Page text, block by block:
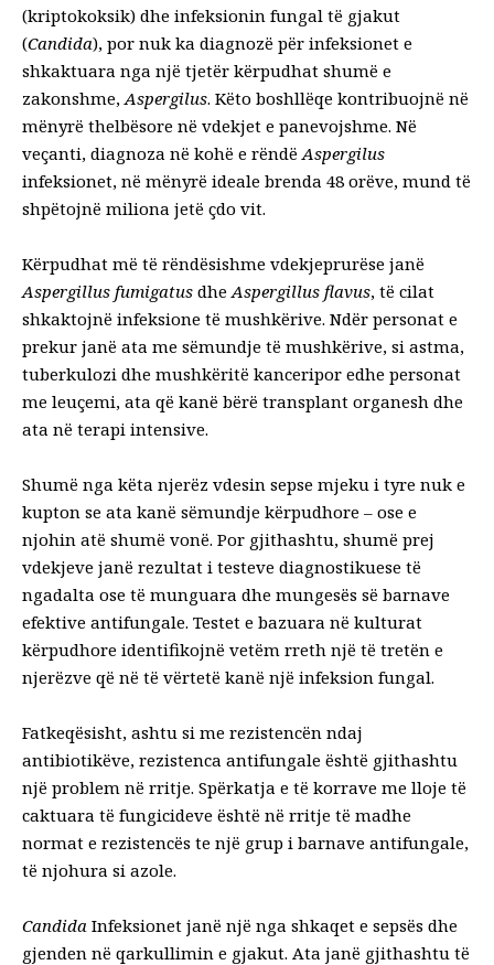
(kriptokoksik) dhe infeksionin fungal të gjakut
(Candida), por nuk ka diagnozë për infeksionet e
shkaktuara nga një tjetër kërpudhat shumë e
zakonshme, Aspergilus. Këto boshllëqe kontribuojnë në
mënyrë thelbësore në vdekjet e panevojshme. Në
veçanti, diagnoza në kohë e rëndë Aspergilus
infeksionet, në mënyrë ideale brenda 48 orëve, mund të
shpëtojnë miliona jetë çdo vit.
Kërpudhat më të rëndësishme vdekjeprurëse janë
Aspergillus fumigatus dhe Aspergillus flavus, të cilat
shkaktojnë infeksione të mushkërive. Ndër personat e
prekur janë ata me sëmundje të mushkërive, si astma,
tuberkulozi dhe mushkëritë kanceripor edhe personat
me leuçemi, ata që kanë bërë transplant organesh dhe
ata në terapi intensive.
Shumë nga këta njerëz vdesin sepse mjeku i tyre nuk e
kupton se ata kanë sëmundje kërpudhore – ose e
njohin atë shumë vonë. Por gjithashtu, shumë prej
vdekjeve janë rezultat i testeve diagnostikuese të
ngadalta ose të munguara dhe mungesës së barnave
efektive antifungale. Testet e bazuara në kulturat
kërpudhore identifikojnë vetëm rreth një të tretën e
njerëzve që në të vërtetë kanë një infeksion fungal.
Fatkeqësisht, ashtu si me rezistencën ndaj
antibiotikëve, rezistenca antifungale është gjithashtu
një problem në rritje. Spërkatja e të korrave me lloje të
caktuara të fungicideve është në rritje të madhe
normat e rezistencës te një grup i barnave antifungale,
të njohura si azole.
Candida Infeksionet janë një nga shkaqet e sepsës dhe
gjenden në qarkullimin e gjakut. Ata janë gjithashtu të